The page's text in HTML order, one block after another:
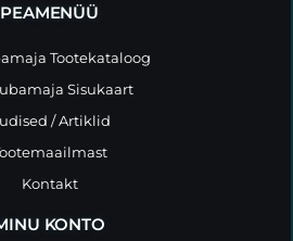
PEAMENÜÜ
Tootekataloog
Sisukaart
/ Artiklid
Kontakt
KONTO